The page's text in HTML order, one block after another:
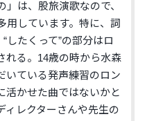
」は、股旅演歌なので、
用しています。特に、詞
したくって”の部分はロ
れる。14歳の時から水森
いている発声練習のロン
活かせた曲ではないかと
ィレクターさんや先生の